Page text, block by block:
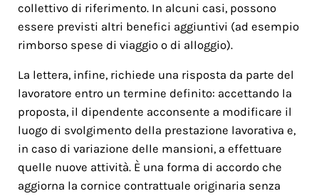
collettivo di riferimento. In alcuni casi, possono
essere previsti altri benefici aggiuntivi (ad esempio
rimborso spese di viaggio o di alloggio).
La lettera, infine, richiede una risposta da parte del
lavoratore entro un termine definito: accettando la
proposta, il dipendente acconsente a modificare il
luogo di svolgimento della prestazione lavorativa e,
in caso di variazione delle mansioni, a effettuare
quelle nuove attività. È una forma di accordo che
aggiorna la cornice contrattuale originaria senza